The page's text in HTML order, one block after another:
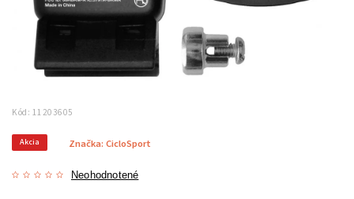
Kód: 11203605
Akcia
Neohodnotené
Značka: CicloSport